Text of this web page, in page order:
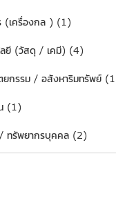
(เครื่องกล ) (1)
ลยี (วัสดุ / เคมี) (4)
ยกรรม / อสังหาริมทรัพย์
(1)
/ ทรัพยากรบุคคล (2)